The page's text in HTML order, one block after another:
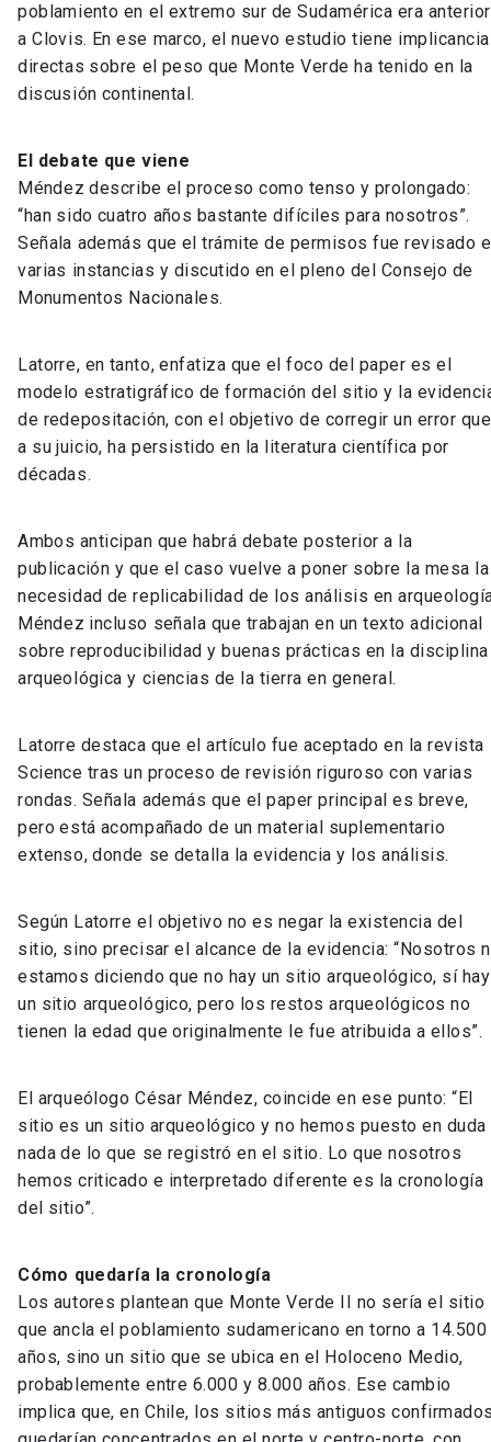
poblamiento en el extremo sur de Sudamérica era anterior
a Clovis. En ese marco, el nuevo estudio tiene
directas sobre el peso que Monte Verde ha tenido en la
discusión continental.
El debate que viene
Méndez describe el proceso como tenso y prolongado:
“han sido cuatro años bastante difíciles para nosotros”.
Señala además que el trámite de permisos fue revisado
varias instancias y discutido en el pleno del Consejo de
Monumentos Nacionales.
Latorre, en tanto, enfatiza que el foco del paper es el
modelo estratigráfico de formación del sitio y la
de redepositación, con el objetivo de corregir un error
a su juicio, ha persistido en la literatura científica por
décadas.
Ambos anticipan que habrá debate posterior a la
publicación y que el caso vuelve a poner sobre la mesa la
necesidad de replicabilidad de los análisis en
Méndez incluso señala que trabajan en un texto adicional
sobre reproducibilidad y buenas prácticas en la disciplina
arqueológica y ciencias de la tierra en general.
Latorre destaca que el artículo fue aceptado en la revista
Science tras un proceso de revisión riguroso con varias
rondas. Señala además que el paper principal es breve,
pero está acompañado de un material suplementario
extenso, donde se detalla la evidencia y los análisis.
Según Latorre el objetivo no es negar la existencia del
sitio, sino precisar el alcance de la evidencia: “Nosotros
estamos diciendo que no hay un sitio arqueológico, sí hay
un sitio arqueológico, pero los restos arqueológicos no
tienen la edad que originalmente le fue atribuida a ellos”.
El arqueólogo César Méndez, coincide en ese punto: “El
sitio es un sitio arqueológico y no hemos puesto en duda
nada de lo que se registró en el sitio. Lo que nosotros
hemos criticado e interpretado diferente es la cronología
del sitio”.
Cómo quedaría la cronología
Los autores plantean que Monte Verde II no sería el sitio
que ancla el poblamiento sudamericano en torno a 14.500
años, sino un sitio que se ubica en el Holoceno Medio,
probablemente entre 6.000 y 8.000 años. Ese cambio
implica que, en Chile, los sitios más antiguos